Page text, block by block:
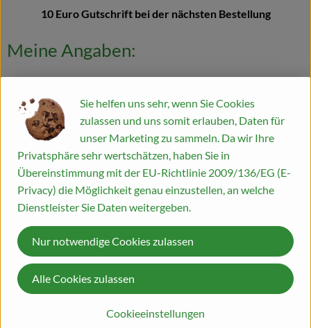
10 Euro Gutschrift bei der nächsten Bestellung
Meine Angaben:
E-Mail *
Kundennummer *
Geschenk *
Genußpaket
Sie helfen uns sehr, wenn Sie Cookies
zulassen und uns somit erlauben, Daten für
unser Marketing zu sammeln. Da wir Ihre
Privatsphäre sehr wertschätzen, haben Sie in
Übereinstimmung mit der EU-Richtlinie 2009/136/EG (E-
Privacy) die Möglichkeit genau einzustellen, an welche
Dienstleister Sie Daten weitergeben.
Cookieeinstellungen
Nur notwendige Cookies zulassen
Alle Cookies zulassen